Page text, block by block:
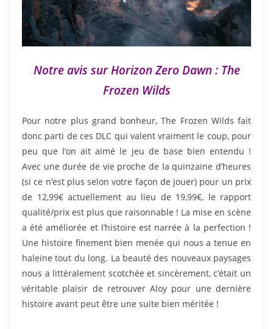
Notre avis sur Horizon Zero Dawn : The
Frozen Wilds
Pour notre plus grand bonheur, The Frozen Wilds fait
donc parti de ces DLC qui valent vraiment le coup, pour
peu que l’on ait aimé le jeu de base bien entendu !
Avec une durée de vie proche de la quinzaine d’heures
(si ce n’est plus selon votre façon de jouer) pour un prix
de 12,99€ actuellement au lieu de 19,99€, le rapport
qualité/prix est plus que raisonnable ! La mise en scène
a été améliorée et l’histoire est narrée à la perfection !
Une histoire finement bien menée qui nous a tenue en
haleine tout du long. La beauté des nouveaux paysages
nous a littéralement scotchée et sincèrement, c’était un
véritable plaisir de retrouver Aloy pour une dernière
histoire avant peut être une suite bien méritée !